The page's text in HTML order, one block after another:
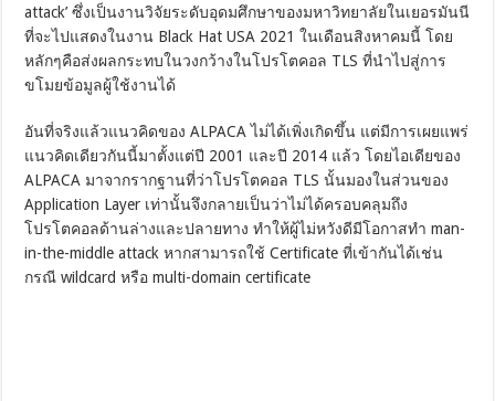
attack’ ซึ่งเป็นงานวิจัยระดับอุดมศึกษาของมหาวิทยาลัยในเยอรมันนี
ที่จะไปแสดงในงาน Black Hat USA 2021 ในเดือนสิงหาคมนี้ โดย
หลักๆคือส่งผลกระทบในวงกว้างในโปรโตคอล TLS ที่นำไปสู่การ
ขโมยข้อมูลผู้ใช้งานได้
อันที่จริงแล้วแนวคิดของ ALPACA ไม่ได้เพิ่งเกิดขึ้น แต่มีการเผยแพร่
แนวคิดเดียวกันนี้มาตั้งแต่ปี 2001 และปี 2014 แล้ว โดยไอเดียของ
ALPACA มาจากรากฐานที่ว่าโปรโตคอล TLS นั้นมองในส่วนของ
Application Layer เท่านั้นจึงกลายเป็นว่าไม่ได้ครอบคลุมถึง
โปรโตคอลด้านล่างและปลายทาง ทำให้ผู้ไม่หวังดีมีโอกาสทำ man-
in-the-middle attack หากสามารถใช้ Certificate ที่เข้ากันได้เช่น
กรณี wildcard หรือ multi-domain certificate